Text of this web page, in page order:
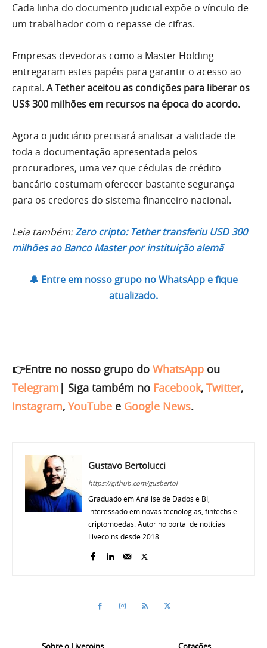
Cada linha do documento judicial expõe o vínculo de
um trabalhador com o repasse de cifras.
Empresas devedoras como a Master Holding
entregaram estes papéis para garantir o acesso ao
capital. A Tether aceitou as condições para liberar os
US$ 300 milhões em recursos na época do acordo.
Agora o judiciário precisará analisar a validade de
toda a documentação apresentada pelos
procuradores, uma vez que cédulas de crédito
bancário costumam oferecer bastante segurança
para os credores do sistema financeiro nacional.
Leia também:Zero cripto: Tether transferiu USD 300
milhões ao Banco Master por instituição alemã
🔔 Entre em nosso grupo no WhatsApp e fique
atualizado.
👉Entre no nosso grupo do WhatsApp ou
Telegram | Siga também no Facebook, Twitter,
Instagram, YouTube e Google News.
Gustavo Bertolucci
https://github.com/gusbertol
Graduado em Análise de Dados e BI,
interessado em novas tecnologias, fintechs e
criptomoedas. Autor no portal de notícias
Livecoins desde 2018.